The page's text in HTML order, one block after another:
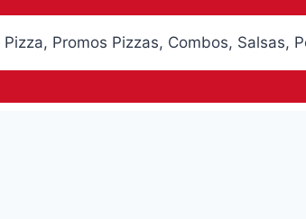
Promos Pizzas, Combos,